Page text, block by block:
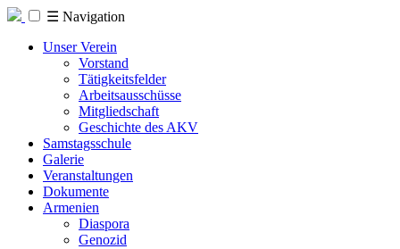
☰ Navigation
Unser Verein
Vorstand
Tätigkeitsfelder
Arbeitsausschüsse
Mitgliedschaft
Geschichte des AKV
Samstagsschule
Galerie
Veranstaltungen
Dokumente
Armenien
Diaspora
Genozid